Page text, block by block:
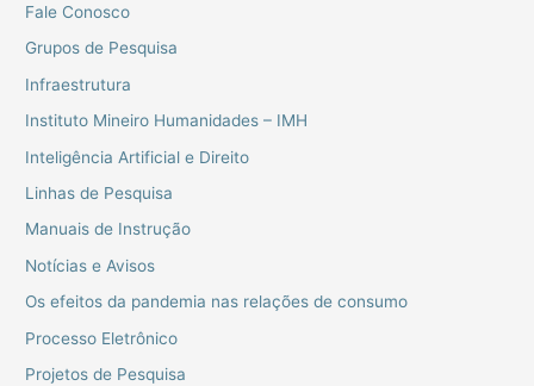
Fale Conosco
Grupos de Pesquisa
Infraestrutura
Instituto Mineiro Humanidades – IMH
Inteligência Artificial e Direito
Linhas de Pesquisa
Manuais de Instrução
Notícias e Avisos
Os efeitos da pandemia nas relações de consumo
Processo Eletrônico
Projetos de Pesquisa